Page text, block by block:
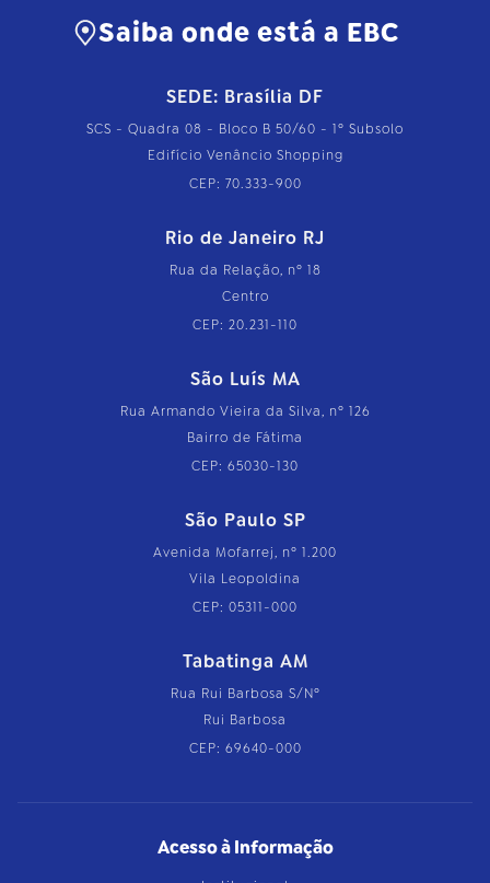
Saiba onde está a EBC
SEDE: Brasília DF
SCS - Quadra 08 - Bloco B 50/60 - 1º Subsolo
Edifício Venâncio Shopping
CEP: 70.333-900
Rio de Janeiro RJ
Rua da Relação, nº 18
Centro
CEP: 20.231-110
São Luís MA
Rua Armando Vieira da Silva, nº 126
Bairro de Fátima
CEP: 65030-130
São Paulo SP
Avenida Mofarrej, nº 1.200
Vila Leopoldina
CEP: 05311-000
Tabatinga AM
Rua Rui Barbosa S/Nº
Rui Barbosa
CEP: 69640-000
Acesso à Informação